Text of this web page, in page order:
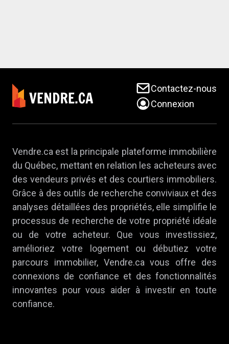
Contactez-nous
Connexion
Vendre.ca est la principale plateforme immobilière
du Québec, mettant en relation les acheteurs avec
des vendeurs privés et des courtiers immobiliers.
Grâce à des outils de recherche conviviaux et des
analyses détaillées des propriétés, elle simplifie le
processus de recherche de votre propriété idéale
ou de votre acheteur. Que vous investissiez,
amélioriez votre logement ou débutiez votre
parcours immobilier, Vendre.ca vous offre des
connexions de confiance et des fonctionnalités
innovantes pour vous aider à investir en toute
confiance.